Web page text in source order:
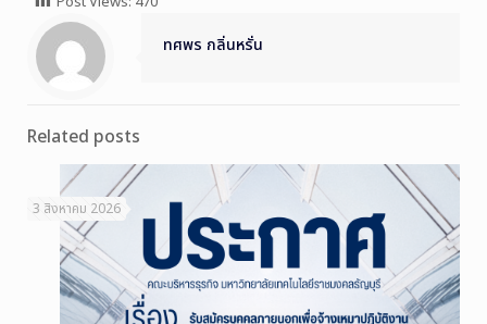
ทศพร กลิ่นหรั่น
Related posts
3 สิงหาคม 2026